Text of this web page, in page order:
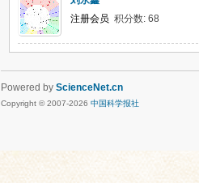
注册会员 积分数: 68
Powered by ScienceNet.cn
Copyright © 2007-2026 中国科学报社